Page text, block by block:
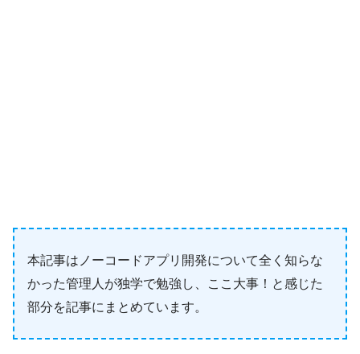
本記事はノーコードアプリ開発について全く知らな
かった管理人が独学で勉強し、ここ大事！と感じた
部分を記事にまとめています。